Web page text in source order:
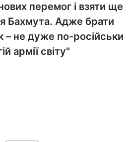
перемог і взяти ще
Бахмута. Адже брати
– не дуже по-російськи
армії світу"